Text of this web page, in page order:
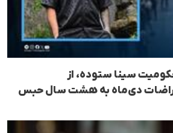
سینا ستوده، از
دی‌ماه به هشت سال حبس